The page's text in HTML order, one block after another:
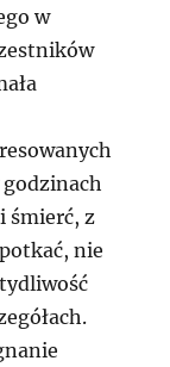
w
godzinach
śmierć, z
nie